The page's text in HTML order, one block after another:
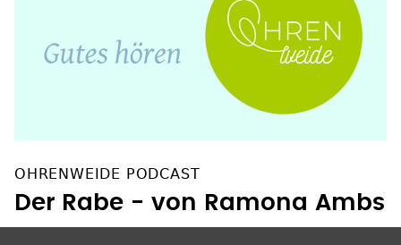
OHRENWEIDE PODCAST
Der Rabe - von Ramona Ambs